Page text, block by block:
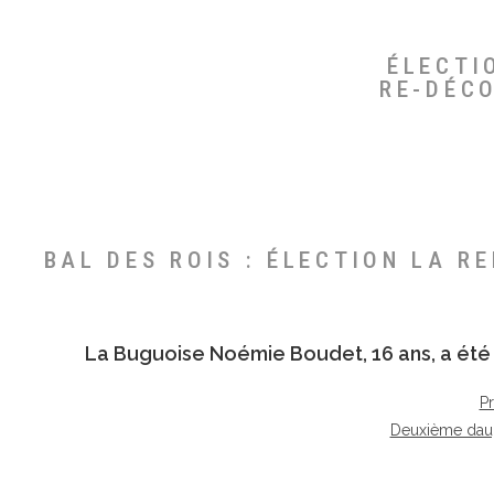
RE-
BAL DES ROIS : ÉLECTION LA
La Buguoise Noémie Boudet, 16 ans, a
Deuxième